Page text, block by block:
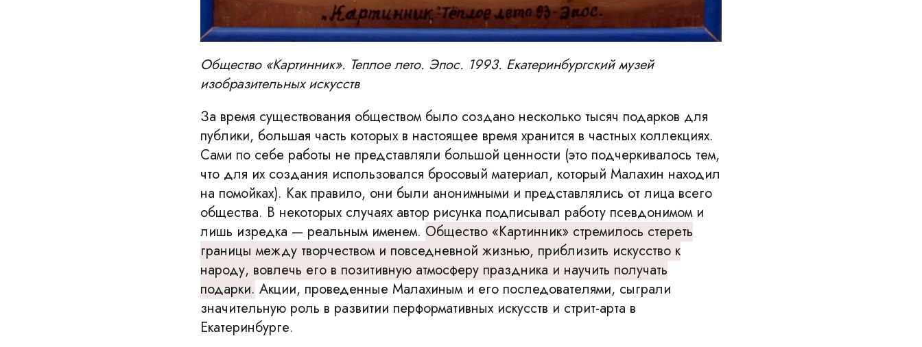
Общество «Картинник». Теплое лето. Эпос. 1993. Екатеринбургский музей
изобразительных искусств
За время существования обществом было создано несколько тысяч подарков для
публики, большая часть которых в настоящее время хранится в частных коллекциях.
Сами по себе работы не представляли большой ценности (это подчеркивалось тем,
что для их создания использовался бросовый материал, который Малахин находил
на помойках). Как правило, они были анонимными и представлялись от лица всего
общества. В некоторых случаях автор рисунка подписывал работу псевдонимом и
лишь изредка — реальным именем. Общество «Картинник» стремилось стереть
границы между творчеством и повседневной жизнью, приблизить искусство к
народу, вовлечь его в позитивную атмосферу праздника и научить получать
подарки. Акции, проведенные Малахиным и его последователями, сыграли
значительную роль в развитии перформативных искусств и стрит-арта в
Екатеринбурге.